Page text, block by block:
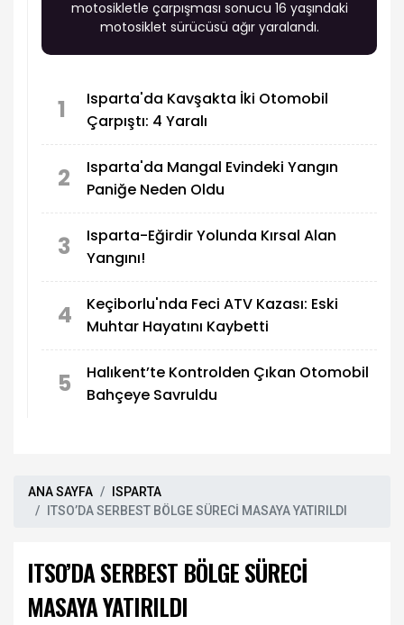
motosikletle çarpışması sonucu 16 yaşındaki
motosiklet sürücüsü ağır yaralandı.
1
Isparta'da Kavşakta İki Otomobil
Çarpıştı: 4 Yaralı
2
Isparta'da Mangal Evindeki Yangın
Paniğe Neden Oldu
3
Isparta-Eğirdir Yolunda Kırsal Alan
Yangını!
4
Keçiborlu'nda Feci ATV Kazası: Eski
Muhtar Hayatını Kaybetti
5
Halıkent’te Kontrolden Çıkan Otomobil
Bahçeye Savruldu
ANA SAYFA
ISPARTA
ITSO’DA SERBEST BÖLGE SÜRECİ MASAYA YATIRILDI
ITSO’DA SERBEST BÖLGE SÜRECİ
MASAYA YATIRILDI